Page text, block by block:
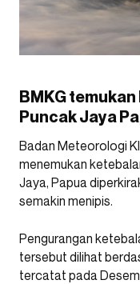
BMKG
Puncak Jaya
Badan Meteorologi
menemukan
Jaya, Papua
semakin menipis.
Pengurangan
tersebut dilihat
tercatat pada